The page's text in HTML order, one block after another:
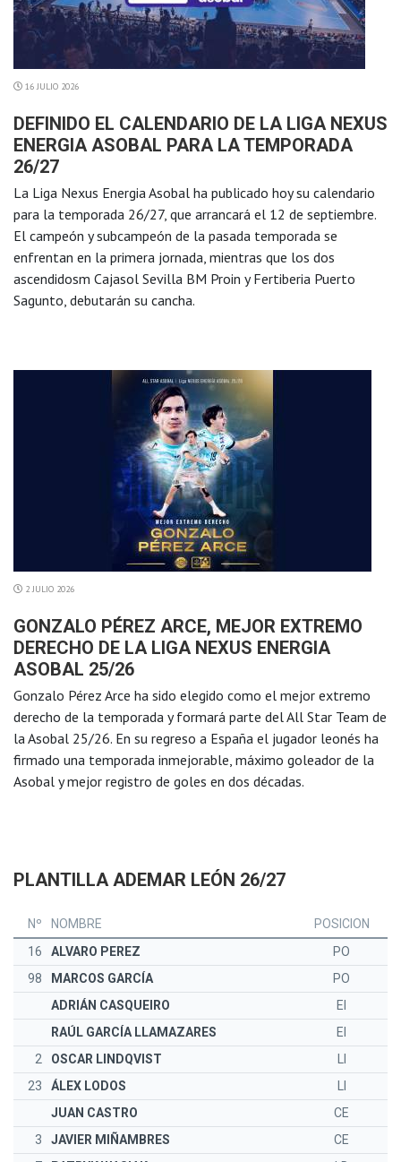
16 JULIO 2026
DEFINIDO EL CALENDARIO DE LA LIGA NEXUS
ENERGIA ASOBAL PARA LA TEMPORADA
26/27
La Liga Nexus Energia Asobal ha publicado hoy su calendario
para la temporada 26/27, que arrancará el 12 de septiembre.
El campeón y subcampeón de la pasada temporada se
enfrentan en la primera jornada, mientras que los dos
ascendidosm Cajasol Sevilla BM Proin y Fertiberia Puerto
Sagunto, debutarán su cancha.
2 JULIO 2026
GONZALO PÉREZ ARCE, MEJOR EXTREMO
DERECHO DE LA LIGA NEXUS ENERGIA
ASOBAL 25/26
Gonzalo Pérez Arce ha sido elegido como el mejor extremo
derecho de la temporada y formará parte del All Star Team de
la Asobal 25/26. En su regreso a España el jugador leonés ha
firmado una temporada inmejorable, máximo goleador de la
Asobal y mejor registro de goles en dos décadas.
PLANTILLA ADEMAR LEÓN 26/27
Nº NOMBRE
POSICION
16
ALVARO PEREZ
PO
98
MARCOS GARCÍA
PO
ADRIÁN CASQUEIRO
EI
RAÚL GARCÍA LLAMAZARES
EI
2
OSCAR LINDQVIST
LI
23
ÁLEX LODOS
LI
JUAN CASTRO
CE
3
JAVIER MIÑAMBRES
CE